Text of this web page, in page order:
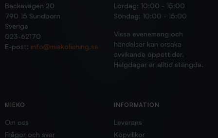
Backavägen 20
790 15 Sundborn
Sverige
023-62170
E-post: info@miekofishing.se
Lördag: 10:00 - 15:00
Söndag: 10:00 - 15:00
Vissa evenemang och
händelser kan orsaka
avvikande öppettider.
Helgdagar är alltid stängda.
MIEKO
Om oss
Frågor och svar
INFORMATION
Leverans
Köpvillkor